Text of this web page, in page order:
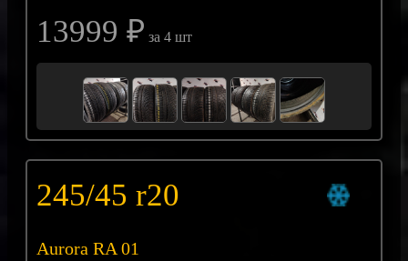
13999 ₽ за 4 шт
245/45 r20
Aurora RA 01